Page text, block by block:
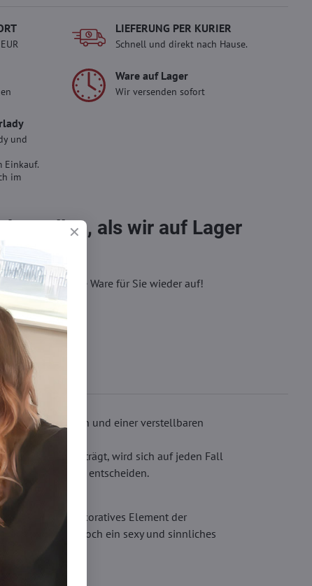
LIEFERUNG PER KURIER
Schnell und direkt nach Hause.
Ware auf Lager
Wir versenden sofort
und
Einkauf.
im
als wir auf Lager
wir füllen die Ware für Sie wieder auf!
Strumpfhaltern und einer verstellbaren
Strapsgürtel trägt, wird sich auf jeden Fall
Accessoires entscheiden.
werden. Als dekoratives Element der
BH entsteht jedoch ein sexy und sinnliches